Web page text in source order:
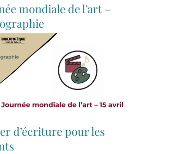
mondiale de l’art –
d’écriture pour les